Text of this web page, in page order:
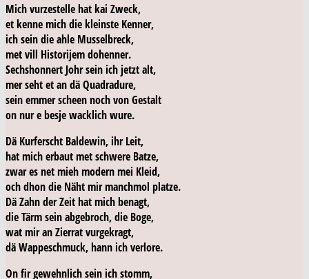
Mich vurzestelle hat kai Zweck,
et kenne mich die kleinste Kenner,
ich sein die ahle Musselbreck,
met vill Historijem dohenner.
Sechshonnert Johr sein ich jetzt alt,
mer seht et an dä Quadradure,
sein emmer scheen noch von Gestalt
on nur e besje wacklich wure.
Dä Kurferscht Baldewin, ihr Leit,
hat mich erbaut met schwere Batze,
zwar es net mieh modern mei Kleid,
och dhon die Näht mir manchmol platze.
Dä Zahn der Zeit hat mich benagt,
die Tärm sein abgebroch, die Boge,
wat mir an Zierrat vurgekragt,
dä Wappeschmuck, hann ich verlore.
On fir gewehnlich sein ich stomm,